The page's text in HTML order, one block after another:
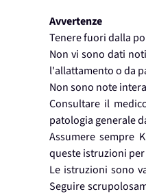
Avvertenze
Tenere fuori dalla
Non vi sono dati
l'allattamento o da
Non sono note
Consultare il
patologia generale
Assumere sempre
queste istruzioni
Le istruzioni sono
Seguire